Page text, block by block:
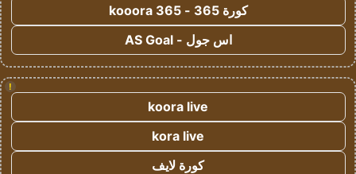
كورة 365 - kooora 365
اس جول - AS Goal
!
koora live
kora live
كورة لايف